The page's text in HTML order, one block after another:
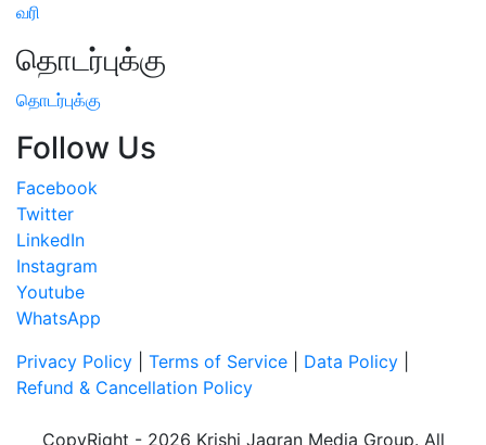
வரி
தொடர்புக்கு
தொடர்புக்கு
Follow Us
Facebook
Twitter
LinkedIn
Instagram
Youtube
WhatsApp
Privacy Policy
Terms of Service Data Policy
Refund & Cancellation Policy
CopyRight - 2026 Krishi Jagran Media Group. All